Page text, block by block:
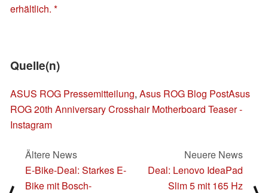
erhältlich.
Quelle(n)
ASUS ROG Pressemitteilung, Asus ROG Blog PostAsus
ROG 20th Anniversary Crosshair Motherboard Teaser -
Instagram
Ältere News
E-Bike-Deal: Starkes E-
Bike mit Bosch-
Neuere News
Deal: Lenovo IdeaPad
Slim 5 mit 165 Hz